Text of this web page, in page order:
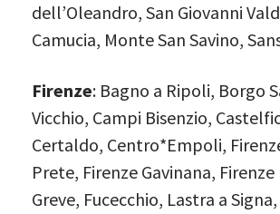
dell’Oleandro, San Giovanni
Camucia, Monte San Savino,
Firenze: Bagno a Ripoli, Borgo
Vicchio, Campi Bisenzio,
Certaldo, Centro*Empoli,
Prete, Firenze Gavinana,
Greve, Fucecchio, Lastra a